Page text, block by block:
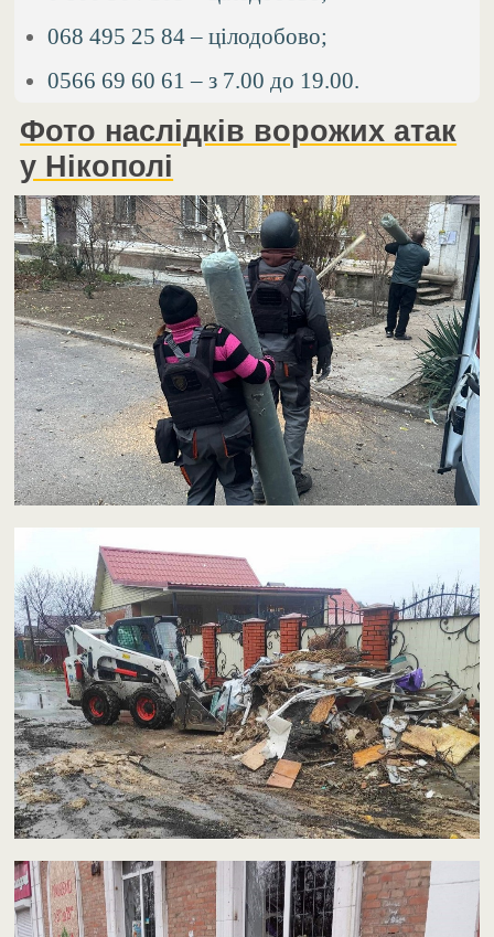
068 495 25 84 – цілодобово;
0566 69 60 61 – з 7.00 до 19.00.
Фото наслідків ворожих атак
у Нікополі